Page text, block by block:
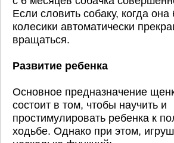
Если словить собаку, когда она
колесики автоматически
вращаться.
Развитие ребенка
Основное предназначение
состоит в том, чтобы научить и
простимулировать ребенка к
ходьбе. Однако при этом,